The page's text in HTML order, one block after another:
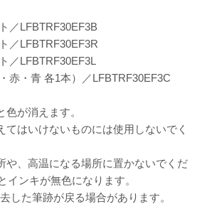
／LFBTRF30EF3B
／LFBTRF30EF3R
／LFBTRF30EF3L
赤・青 各1本）／LFBTRF30EF3C
が消えます。
はいけないものには使用しないでく
、高温になる場所に置かないでくだ
ンキが無色になります。
た筆跡が戻る場合があります。